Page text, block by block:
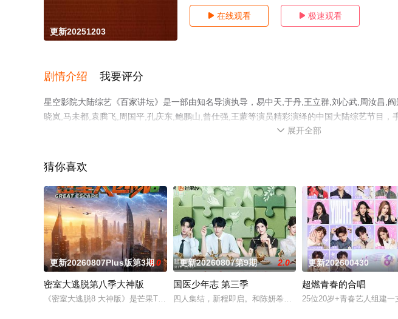
更新20251203
 在线观看  极速观看
剧情介绍 我要评分
星空影院大陆综艺《百家讲坛》是一部由知名导演执导，易中天,于丹,王立群,刘心武,周汝昌,
晓岚,马未都,袁腾飞,周国平,孔庆东,鲍鹏山,曾仕强,王蒙等演员精彩演绎的中国大陆综艺节目，
上星空影视，更多剧情信息可移步至豆瓣综艺、电视猫或剧情网等平台了解。
 展开全部
猜你喜欢
更新20260807Plus版第3期8.0
密室大逃脱第八季大神版
《密室大逃脱8 大神版》是芒果TV超大型密室逃脱真人秀《密室大逃脱》的官方定制衍生节目。节目
更新20260807第9期 2.0
国医少年志 第三季
四人集结，新程即启。和陈妍希、夏之光、高卿尘、李雅娟一
更新202600430
超燃青春的合唱
25位20岁+青春艺人组建